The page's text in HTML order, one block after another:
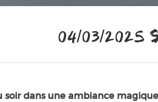
04/03/2025
soir dans une ambiance